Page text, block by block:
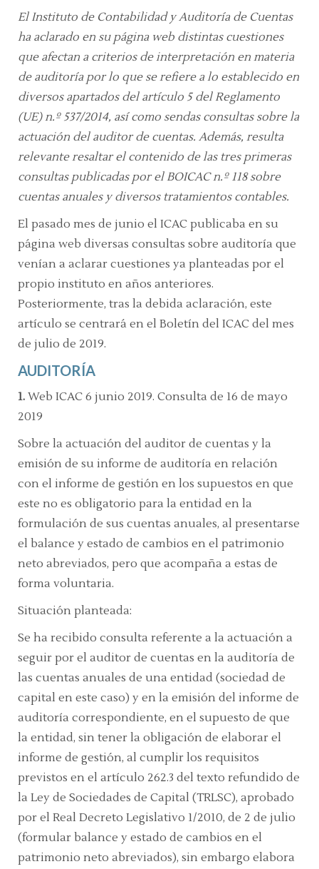
El Instituto de Contabilidad y Auditoría de Cuentas
ha aclarado en su página web distintas cuestiones
que afectan a criterios de interpretación en materia
de auditoría por lo que se refiere a lo establecido en
diversos apartados del artículo 5 del Reglamento
(UE) n.º 537/2014, así como sendas consultas sobre la
actuación del auditor de cuentas. Además, resulta
relevante resaltar el contenido de las tres primeras
consultas publicadas por el BOICAC n.º 118 sobre
cuentas anuales y diversos tratamientos contables.
El pasado mes de junio el ICAC publicaba en su
página web diversas consultas sobre auditoría que
venían a aclarar cuestiones ya planteadas por el
propio instituto en años anteriores.
Posteriormente, tras la debida aclaración, este
artículo se centrará en el Boletín del ICAC del mes
de julio de 2019.
AUDITORÍA
1. Web ICAC 6 junio 2019. Consulta de 16 de mayo
2019
Sobre la actuación del auditor de cuentas y la
emisión de su informe de auditoría en relación
con el informe de gestión en los supuestos en que
este no es obligatorio para la entidad en la
formulación de sus cuentas anuales, al presentarse
el balance y estado de cambios en el patrimonio
neto abreviados, pero que acompaña a estas de
forma voluntaria.
Situación planteada:
Se ha recibido consulta referente a la actuación a
seguir por el auditor de cuentas en la auditoría de
las cuentas anuales de una entidad (sociedad de
capital en este caso) y en la emisión del informe de
auditoría correspondiente, en el supuesto de que
la entidad, sin tener la obligación de elaborar el
informe de gestión, al cumplir los requisitos
previstos en el artículo 262.3 del texto refundido de
la Ley de Sociedades de Capital (TRLSC), aprobado
por el Real Decreto Legislativo 1/2010, de 2 de julio
(formular balance y estado de cambios en el
patrimonio neto abreviados), sin embargo elabora